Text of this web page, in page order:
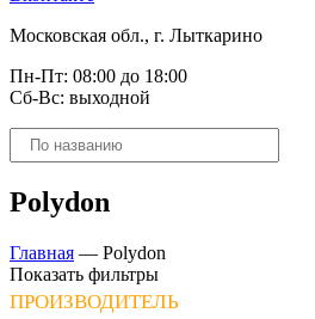
Московская обл., г. Лыткарино
Пн-Пт: 08:00 до 18:00
Сб-Вс: выходной
Поиск
товаров
Polydon
Главная — Polydon
Показать фильтры
ПРОИЗВОДИТЕЛЬ